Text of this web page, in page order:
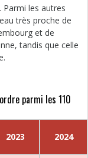
Parmi les autres
très proche de
et de
tandis que celle
parmi les 110
2023 2024